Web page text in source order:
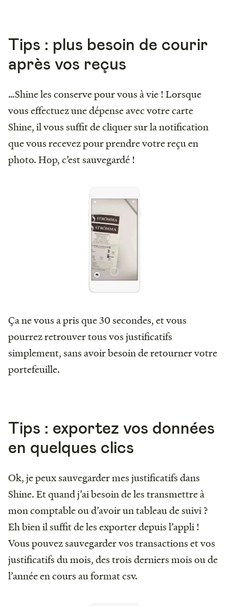
Tips : plus besoin de courir
après vos reçus
…Shine les conserve pour vous à vie ! Lorsque
vous effectuez une dépense avec votre carte
Shine, il vous suffit de cliquer sur la notification
que vous recevez pour prendre votre reçu en
photo. Hop, c’est sauvegardé !
Ça ne vous a pris que 30 secondes, et vous
pourrez retrouver tous vos justificatifs
simplement, sans avoir besoin de retourner votre
portefeuille.
Tips : exportez vos données
en quelques clics
Ok, je peux sauvegarder mes justificatifs dans
Shine. Et quand j’ai besoin de les transmettre à
mon comptable ou d’avoir un tableau de suivi ?
Eh bien il suffit de les exporter depuis l’appli !
Vous pouvez sauvegarder vos transactions et vos
justificatifs du mois, des trois derniers mois ou de
l’année en cours au format csv.